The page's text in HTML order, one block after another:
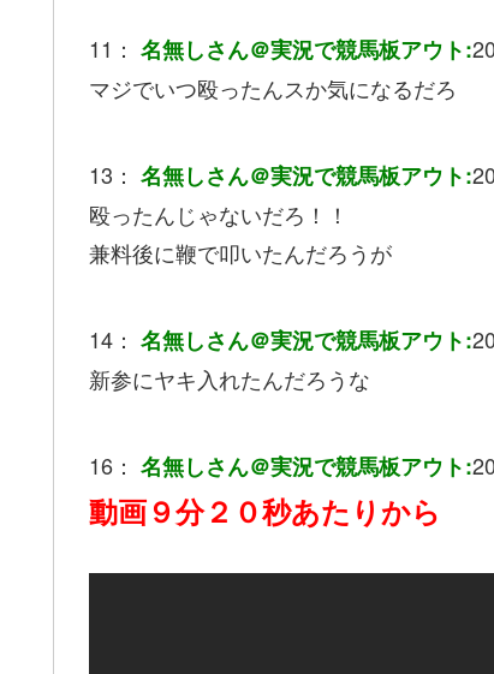
11： 名無しさん＠実況で競馬板アウト:
マジでいつ殴ったんスか気になるだろ
13： 名無しさん＠実況で競馬板アウト:
殴ったんじゃないだろ！！
兼料後に鞭で叩いたんだろうが
14： 名無しさん＠実況で競馬板アウト:
新参にヤキ入れたんだろうな
16： 名無しさん＠実況で競馬板アウト:
動画９分２０秒あたりから